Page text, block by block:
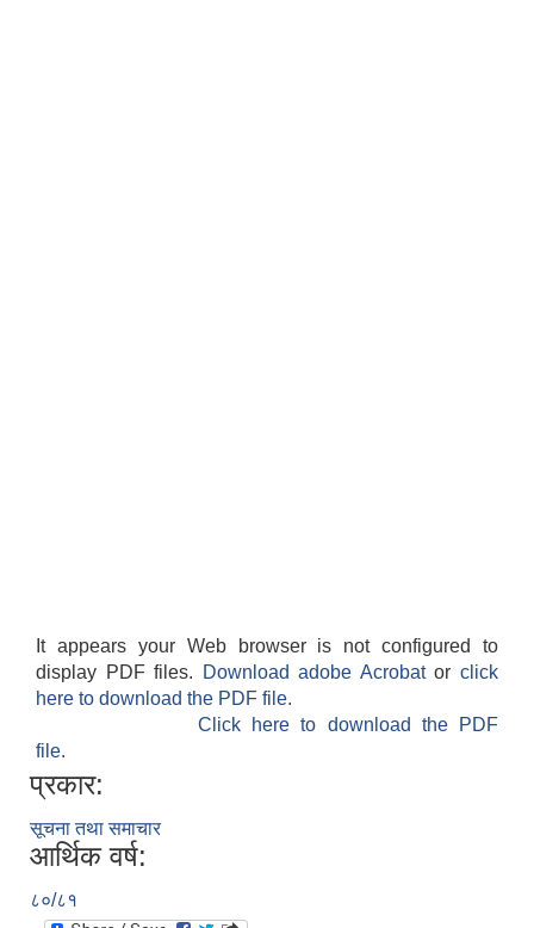
It appears your Web browser is not configured to
display PDF files.
Download adobe Acrobatorclick
here to download the PDF file.
Click here to download the PDF
file.
प्रकार:
सूचना तथा समाचार
आर्थिक वर्ष:
८०/८१